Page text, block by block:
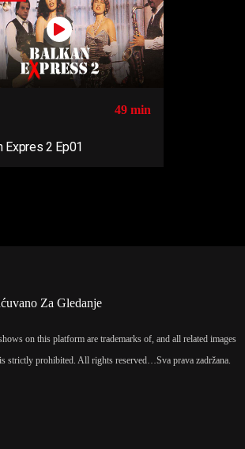
49 min
Expres 2 Ep01
Za Gledanje
on this platform are trademarks of, and all related images
strictly prohibited. All rights reserved…Sva prava zadržana.